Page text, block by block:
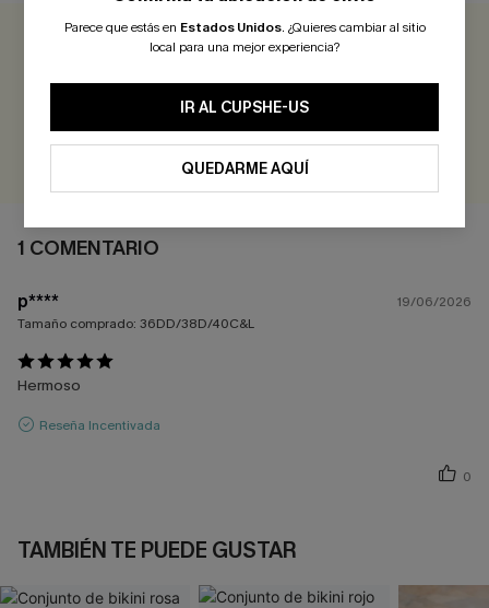
5.0 1 COMENTARIO
¡Gana más de 30 puntos por cada reseña que dejes!
EVALUAR
1 COMENTARIO
p****
19/06/2026
Tamaño comprado: 36DD/38D/40C&L
Hermoso
Reseña Incentivada
0
TAMBIÉN TE PUEDE GUSTAR
Parece que estás en Estados Unidos. ¿Quieres cambiar al sitio
local para una mejor experiencia?
IR AL CUPSHE-US
QUEDARME AQUÍ